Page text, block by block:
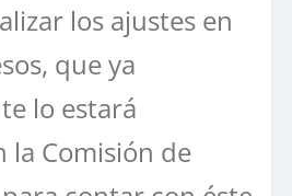
los ajustes en
que ya
lo estará
la Comisión de